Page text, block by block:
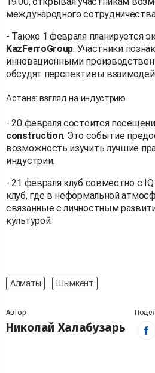
международного
- Также 1 февраля планируется
KazFerroGroup. Участники
инновационными
обсудят перспективы
Астана: взгляд на индустрию
- 20 февраля состоится
construction. Это событие
возможность изучить лучшие
индустрии.
- 21 февраля клуб совместно с
клуб, где в неформальной
связанные с личностным
культурой.
Алматы Шымкент
Автор
Николай Халабузарь